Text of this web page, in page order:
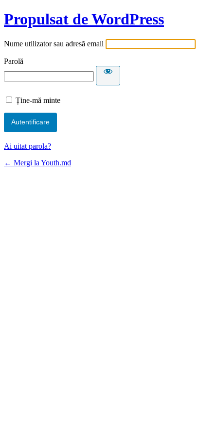
Propulsat de WordPress
Nume utilizator sau adresă email
Parolă
Ține-mă minte
Ai uitat parola?
← Mergi la Youth.md